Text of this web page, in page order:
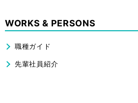
CONTACT
WORKS & PERSONS
職種ガイド
先輩社員紹介